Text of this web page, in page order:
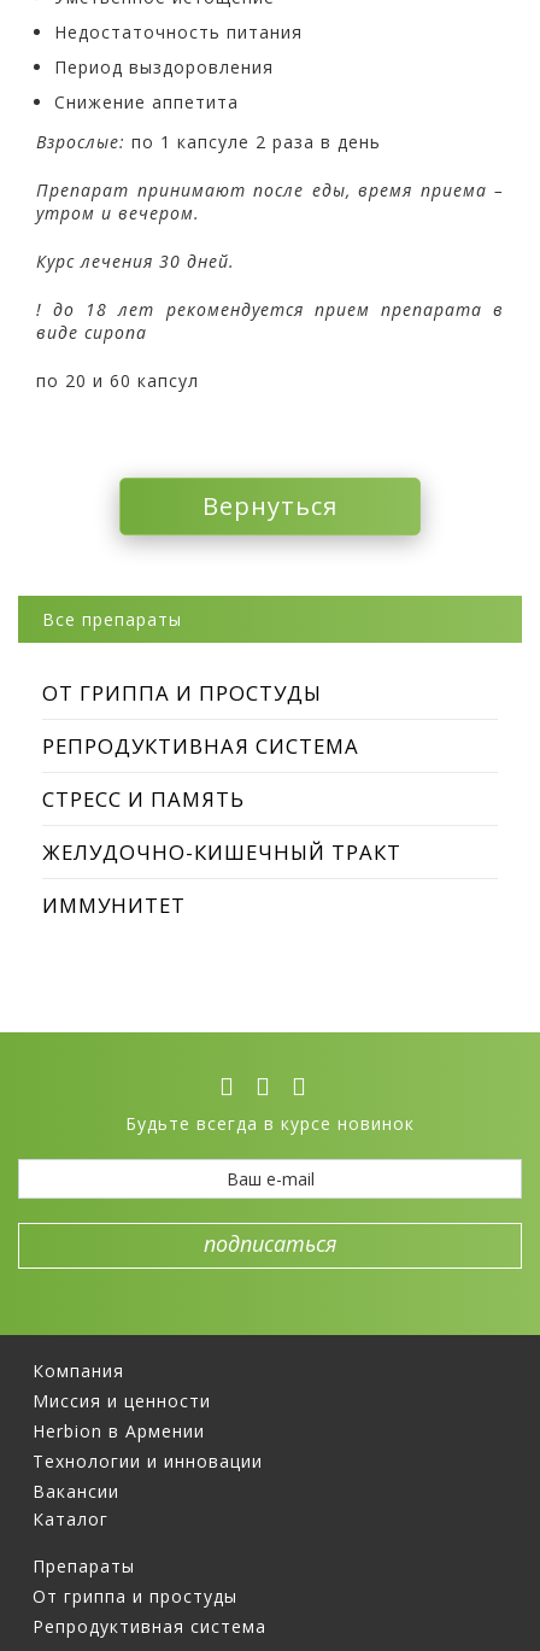
Все препараты
ОТ ГРИППА И ПРОСТУДЫ
РЕПРОДУКТИВНАЯ СИСТЕМА
СТРЕСС И ПАМЯТЬ
ЖЕЛУДОЧНО-КИШЕЧНЫЙ ТРАКТ
ИММУНИТЕТ
Недостаточность питания
Период выздоровления
Снижение аппетита
Взрослые: по 1 капсуле 2 раза в день
Препарат принимают после еды, время приема –
утром и вечером.
Курс лечения 30 дней.
! до 18 лет рекомендуется прием препарата в
виде сиропа
по 20 и 60 капсул
Вернуться
Будьте всегда в курсе новинок
Компания
Миссия и ценности
Herbion в Армении
Технологии и инновации
Вакансии
Каталог
Препараты
От гриппа и простуды
Репродуктивная система